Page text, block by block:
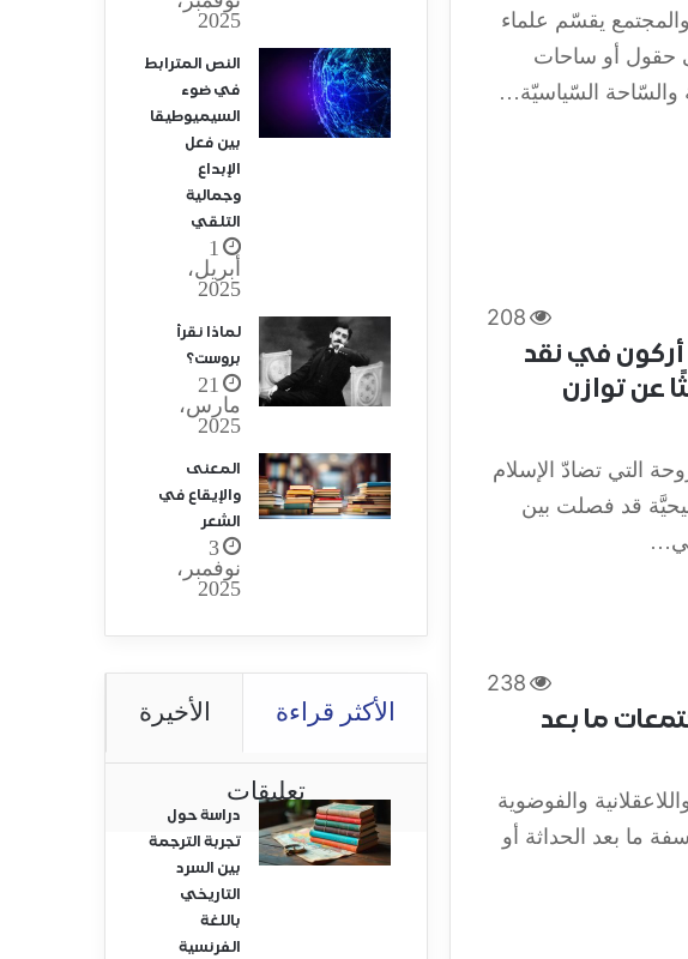
يقسّم علماء
حقول أو ساحات
والسّاحة السّياسيّة…
208
في نقد
عن توازن
التي تضادّ الإسلام
قد فصلت بين
في…
238
ما بعد
والفوضوية
ما بعد الحداثة أو
2025
النص المترابط
في ضوء
السيميوطيقا
بين فعل
الإبداع
وجمالية
التلقي
1
أبريل،
2025
لماذا نقرأ
بروست؟
21
مارس،
2025
المعنى
والإيقاع في
الشعر
3
نوفمبر،
2025
الأكثر قراءة الأخيرة
تعليقات
دراسة حول
تجربة الترجمة
بين السرد
التاريخي
باللغة
الفرنسية